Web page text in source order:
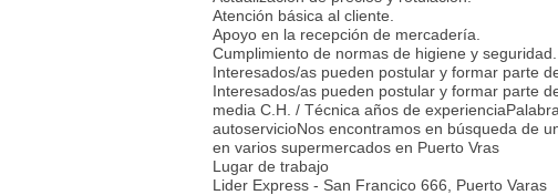
Atención básica al cliente.
Apoyo en la recepción de mercadería.
Cumplimiento de normas de higiene y seguridad.
Interesados/as pueden postular y formar parte
Interesados/as pueden postular y formar parte
media C.H. / Técnica años de
autoservicioNos encontramos en búsqueda de
en varios supermercados en Puerto Vras
Lugar de trabajo
Lider Express - San Francico 666, Puerto Varas